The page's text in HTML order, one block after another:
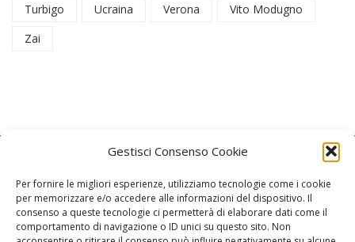
Gestisci Consenso Cookie
Per fornire le migliori esperienze, utilizziamo tecnologie come i cookie
per memorizzare e/o accedere alle informazioni del dispositivo. Il
consenso a queste tecnologie ci permetterà di elaborare dati come il
comportamento di navigazione o ID unici su questo sito. Non
Turbigo
Ucraina Verona
Vito Modugno
Zai
La Redazione